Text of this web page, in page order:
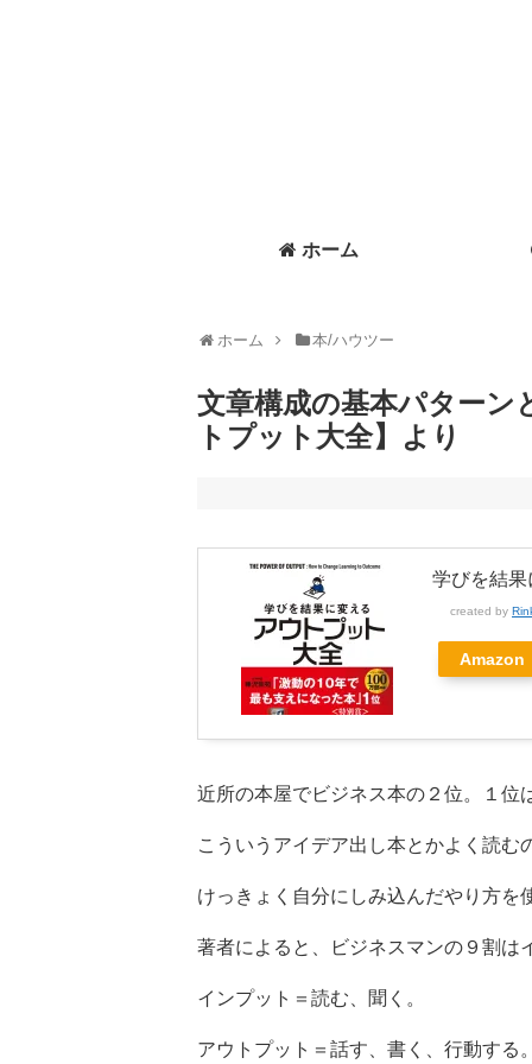
ホーム
ホーム 本/ハウツー
文章構成の基本パターン
トプット大全】より
学びを結果
created by
Amazon
近所の本屋でビジネス本の２位。１位
こういうアイデア出し本とかよく読
けっきょく自分にしみ込んだやり方を
著者によると、ビジネスマンの９割は
インプット＝読む、聞く。
アウトプット＝話す、書く、行動する